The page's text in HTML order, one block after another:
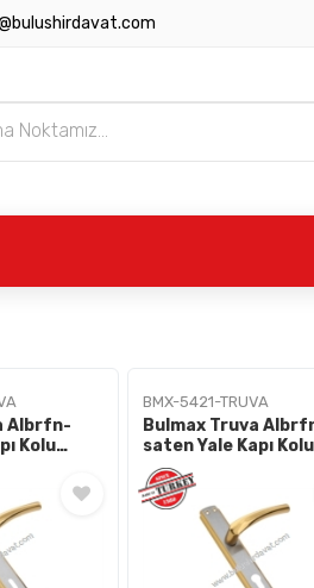
Albrfn-
Kolu
BMX-5421-TRUVA
Bulmax Truva
saten Yale Kapı Kolu
Bmx-5421